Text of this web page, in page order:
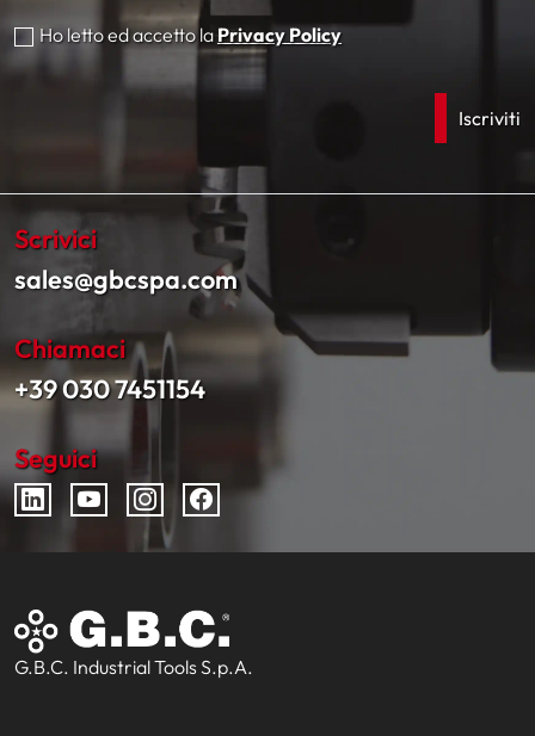
Ho letto ed accetto la Privacy Policy
Scrivici
sales@gbcspa.com
Chiamaci
+39 030 7451154
Seguici
G.B.C. Industrial Tools S.p.A.